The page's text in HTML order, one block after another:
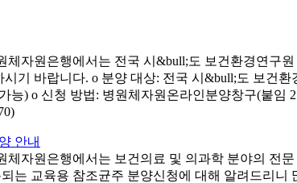
체자원은행에서는 전국 시&bull;도 보건환경연구
기 바랍니다. o 분양 대상: 전국 시&bull;도 보건환
능) o 신청 방법: 병원체자원온라인분양창구(붙
안내
체자원은행에서는 보건의료 및 의과학 분야의 전
는 교육용 참조균주 분양신청에 대해 알려드리니